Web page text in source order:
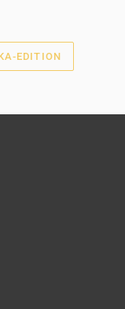
EDITION